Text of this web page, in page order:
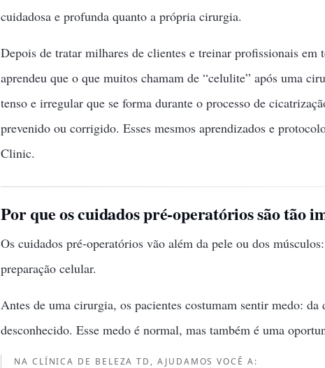
cuidadosa e profunda quanto a própria cirurgia.
Depois de tratar milhares de clientes e treinar profissionais
aprendeu que o que muitos chamam de “celulite” após uma
tenso e irregular que se forma durante o processo de
prevenido ou corrigido. Esses mesmos aprendizados e
Clinic.
Por que os cuidados pré-operatórios são tão
Os cuidados pré-operatórios vão além da pele ou dos
preparação celular.
Antes de uma cirurgia, os pacientes costumam sentir medo:
desconhecido. Esse medo é normal, mas também é uma
NA CLÍNICA DE BELEZA TD, AJUDAMOS VOCÊ A: